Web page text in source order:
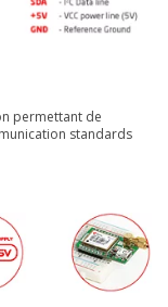
permettant de
standards